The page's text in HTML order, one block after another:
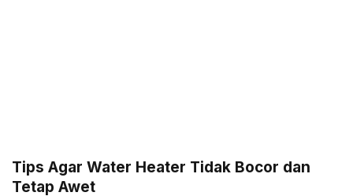
Tips Agar Water Heater Tidak Bocor dan
Tetap Awet